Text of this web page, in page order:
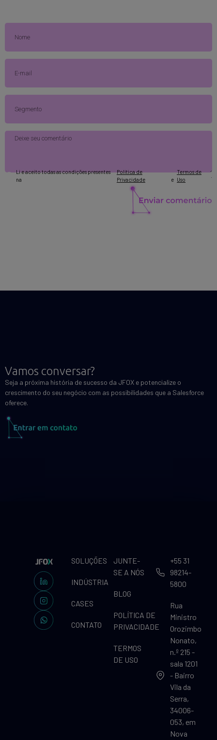
Li e aceito todas as condições presentes
na
Política de
Privacidade
e
Termos de
Uso
Vamos conversar?
Seja a próxima história de sucesso da JFOX e potencialize o
crescimento do seu negócio com as possibilidades que a Salesforce
oferece.
SOLUÇÕES
INDÚSTRIA
CASES
CONTATO
JUNTE-
SE A NÓS
BLOG
POLÍTICA DE
PRIVACIDADE
TERMOS
DE USO
+55 31
98214-
5800
Rua
Ministro
Orozimbo
Nonato,
n.º 215 -
sala 1201
- Bairro
Vila da
Serra,
34006-
053, em
Nova